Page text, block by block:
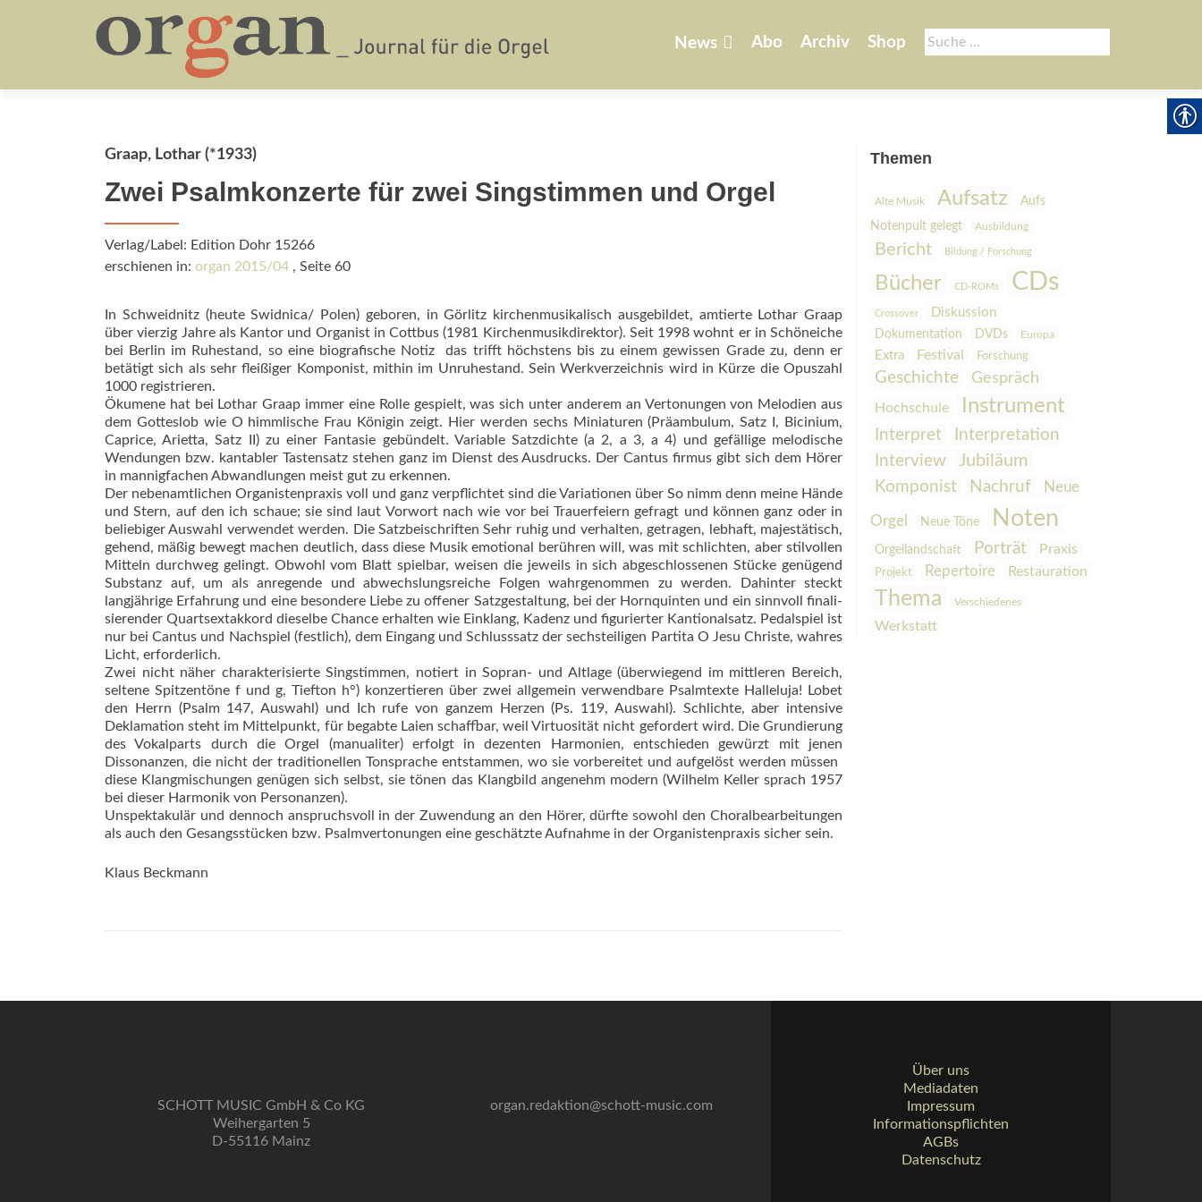
Suche
nach:
springen
News Abo Archiv Shop
Graap, Lothar (*1933)
Zwei Psalmkonzerte für zwei Singstimmen und Orgel
Verlag/Label: Edition Dohr 15266
erschienen in: organ 2015/04 , Seite 60
In Schweidnitz (heute Swidnica/ Polen) geboren, in Görlitz kirchenmusikalisch ausgebildet, amtierte Lothar Graap
über vierzig Jahre als Kantor und Organist in Cottbus (1981 Kirchenmusikdirektor). Seit 1998 wohnt er in Schöneiche
bei Berlin im Ruhestand, so eine biografische Notiz  das trifft höchs­tens bis zu einem gewissen Grade zu, denn er
betätigt sich als sehr fleißiger Komponist, mithin im Unruhestand. Sein Werkverzeichnis wird in Kürze die Opuszahl
1000 registrieren.
Ökumene hat bei Lothar Graap immer eine Rolle gespielt, was sich unter anderem an Vertonungen von Melodien aus
dem Gotteslob wie O himmlische Frau Königin zeigt. Hier werden sechs Miniaturen (Präambulum, Satz I, Bicinium,
Caprice, Arietta, Satz II) zu einer Fantasie gebündelt. Variable Satzdichte (a 2, a 3, a 4) und gefällige melodische
Wendungen bzw. kantabler Tastensatz stehen ganz im Dienst des Ausdrucks. Der Cantus firmus gibt sich dem Hörer
in mannigfachen Abwandlungen meist gut zu erkennen.
Der nebenamtlichen Organisten­praxis voll und ganz verpflichtet sind die Variationen über So nimm denn meine Hände
und Stern, auf den ich schaue; sie sind laut Vorwort nach wie vor bei Trauerfeiern gefragt und können ganz oder in
beliebiger Auswahl verwendet werden. Die Satzbeischriften Sehr ruhig und verhalten, getragen, lebhaft, majestätisch,
gehend, mäßig bewegt machen deutlich, dass diese Musik emotional berühren will, was mit schlichten, aber stilvollen
Mitteln durchweg gelingt. Obwohl vom Blatt spielbar, weisen die jeweils in sich abgeschlossenen Stücke genügend
Substanz auf, um als anregende und abwechslungsreiche Folgen wahrgenommen zu werden. Dahinter steckt
langjährige Erfahrung und eine besondere Liebe zu offener Satzgestaltung, bei der Hornquinten und ein sinnvoll finali­
sierender Quartsextakkord dieselbe Chance erhalten wie Einklang, Kadenz und figurierter Kantionalsatz. Pedalspiel ist
nur bei Cantus und Nachspiel (festlich), dem Eingang und Schluss­satz der sechsteiligen Partita O Jesu Christe, wahres
Licht, erforderlich.
Zwei nicht näher charakterisierte Singstimmen, notiert in Sopran- und Altlage (überwiegend im mittleren Bereich,
seltene Spitzentöne f und g, Tiefton h°) konzertieren über zwei allgemein verwendbare Psalmtexte Halleluja! Lobet
den Herrn (Psalm 147, Auswahl) und Ich rufe von ganzem Herzen (Ps. 119, Auswahl). Schlichte, aber intensive
Deklamation steht im Mittelpunkt, für begabte Laien schaffbar, weil Virtuosität nicht gefordert wird. Die Grundierung
des Vokalparts durch die Orgel (manualiter) erfolgt in dezenten Harmonien, entschieden gewürzt mit jenen
Dissonanzen, die nicht der traditionellen Tonsprache entstammen, wo sie vorbereitet und aufgelöst werden müssen 
diese Klangmischungen genügen sich selbst, sie tönen das Klangbild angenehm modern (Wilhelm Keller sprach 1957
bei dieser Harmonik von Personanzen).
Unspektakulär und dennoch anspruchsvoll in der Zuwendung an den Hörer, dürfte sowohl den Choralbearbeitungen
als auch den Gesangsstücken bzw. Psalmvertonungen eine geschätzte Aufnahme in der Organistenpraxis sicher sein.
Klaus Beckmann
Themen
Alte Musik Aufsatz
Aufs
Notenpult gelegt
Ausbildung
Bericht Bildung / Forschung
Bücher CD-ROMs CDs
Crossover Diskussion
Dokumentation DVDs Europa
Extra Festival Forschung
Geschichte Gespräch
Hochschule Instrument
Interpret
Interpretation
Interview
Jubiläum
Komponist
Nachruf Neue
Orgel Neue Töne Noten
Orgellandschaft Porträt Praxis
Projekt Repertoire Restauration
Thema Verschiedenes
Werkstatt
SCHOTT MUSIC GmbH & Co KG
Weihergarten 5
D-55116 Mainz
organ.redaktion@schott-music.com
Über uns
Mediadaten
Impressum
Informationspflichten
AGBs
Datenschutz